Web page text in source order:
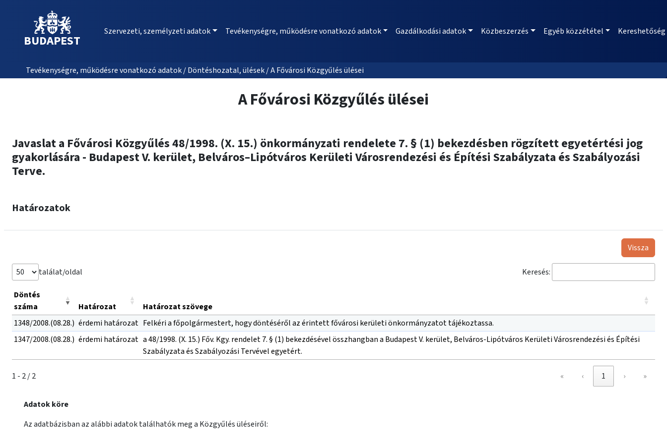
BUDAPEST
Szervezeti, személyzeti adatok Tevékenységre, működésre vonatkozó adatok Gazdálkodási adatok Közbeszerzés Egyéb közzététel Kereshetőség
Tevékenységre, működésre vonatkozó adatok / Döntéshozatal, ülések / A Fővárosi Közgyűlés ülései
A Fővárosi Közgyűlés ülései
Javaslat a Fővárosi Közgyűlés 48/1998. (X. 15.) önkormányzati rendelete 7. § (1) bekezdésben rögzített egyetértési jog
gyakorlására - Budapest V. kerület, Belváros–Lipótváros Kerületi Városrendezési és Építési Szabályzata és Szabályozási
Terve.
Határozatok
Vissza
találat/oldal Keresés:
Döntés
száma
Határozat
Határozat szövege
1348/2008.(08.28.) érdemi határozat Felkéri a főpolgármestert, hogy döntéséről az érintett fővárosi kerületi önkormányzatot tájékoztassa.
1347/2008.(08.28.) érdemi határozat a 48/1998. (X. 15.) Főv. Kgy. rendelet 7. § (1) bekezdésével összhangban a Budapest V. kerület, Belváros-Lipótváros Kerületi Városrendezési és Építési
Szabályzata és Szabályozási Tervével egyetért.
1 - 2 / 2 « ‹ 1 › »
Adatok köre
Az adatbázisban az alábbi adatok találhatók meg a Közgyűlés üléseiről: